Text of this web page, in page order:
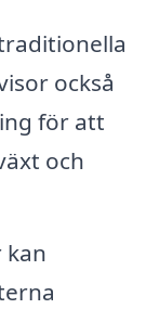
också
för att
och
kan